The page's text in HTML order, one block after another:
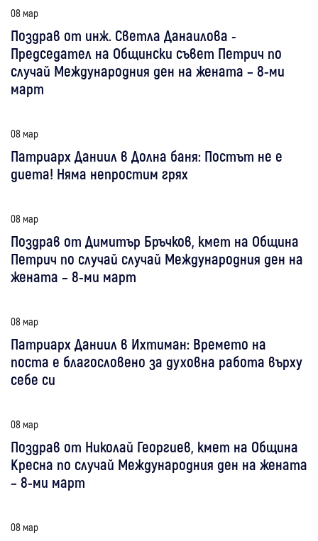
08 мар
Поздрав от инж. Светла Данаилова -
Председател на Общински съвет Петрич по
случай Международния ден на жената – 8-ми
март
08 мар
Патриарх Даниил в Долна баня: Постът не е
диета! Няма непростим грях
08 мар
Поздрав от Димитър Бръчков, кмет на Община
Петрич по случай случай Международния ден на
жената – 8-ми март
08 мар
Патриарх Даниил в Ихтиман: Времето на
поста е благословено за духовна работа върху
себе си
08 мар
Поздрав от Николай Георгиев, кмет на Община
Кресна по случай Международния ден на жената
– 8-ми март
08 мар